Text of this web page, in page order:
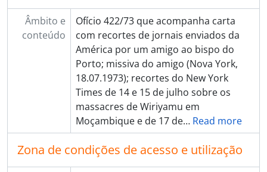
Âmbito e
conteúdo
Ofício 422/73 que acompanha carta
com recortes de jornais enviados da
América por um amigo ao bispo do
Porto; missiva do amigo (Nova York,
18.07.1973); recortes do New York
Times de 14 e 15 de julho sobre os
massacres de Wiriyamu em
Moçambique e de 17 de… Read more
Zona de condições de acesso e utilização